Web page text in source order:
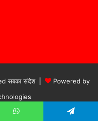
सबका संदेश |
Powered by
नियम एवं शर्ते